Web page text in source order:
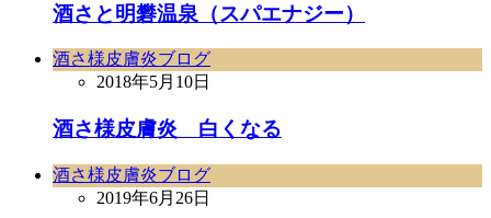
酒さと明礬温泉（スパエナジー）
酒さ様皮膚炎ブログ
2018年5月10日
酒さ様皮膚炎 白くなる
酒さ様皮膚炎ブログ
2019年6月26日